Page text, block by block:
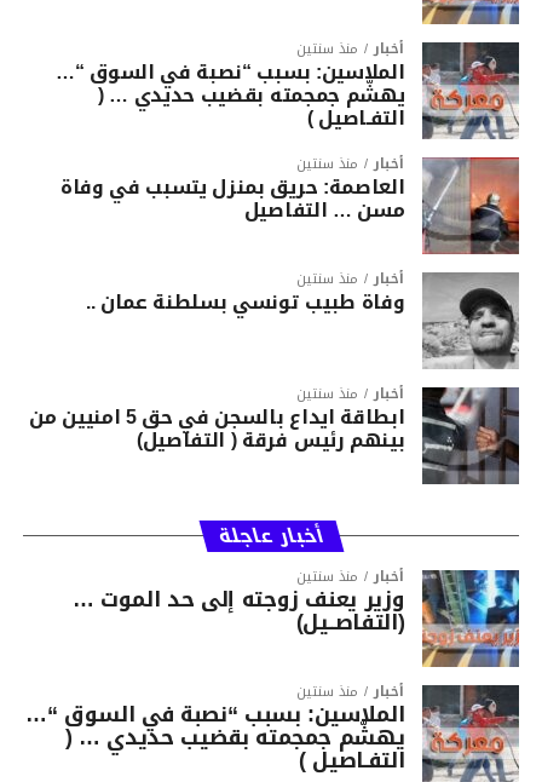
أخبار منذ سنتين
الملاسين: بسبب “نصبة في السوق “…
يهشّم جمجمته بقضيب حديدي … (
التفـاصيل )
أخبار منذ سنتين
العاصمة: حريق بمنزل يتسبب في وفاة
مسن … التفاصيل
أخبار منذ سنتين
وفاة طبيب تونسي بسلطنة عمان ..
أخبار منذ سنتين
ابطاقة ايداع بالسجن في حق 5 امنيين من
بينهم رئيس فرقة ( التفاصيل)
أخبار عاجلة
أخبار منذ سنتين
وزير يعنف زوجته إلى حد الموت …
(التفاصــيل)
أخبار منذ سنتين
الملاسين: بسبب “نصبة في السوق “…
يهشّم جمجمته بقضيب حديدي … (
التفـاصيل )